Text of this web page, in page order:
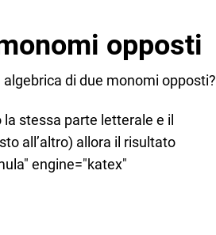
opposti
di due monomi opposti?
la stessa parte letterale e il
all’altro) allora il risultato
engine="katex"